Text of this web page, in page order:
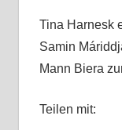
Tina Harnesk
Samin
Mann Biera
Teilen mit: